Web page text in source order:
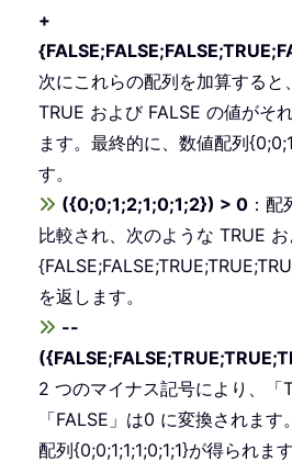
+
次にこれらの配列を加算すると
TRUE および FALSE の値がそ
ます。最終的に、数値配列
す。
({0;0;1;2;1;0;1;2}) > 0 ：
比較され、次のような TRUE
を返します。
--
2 つのマイナス記号により、「
「FALSE」は0 に変換されま
配列{0;0;1;1;1;0;1;1}が得られます